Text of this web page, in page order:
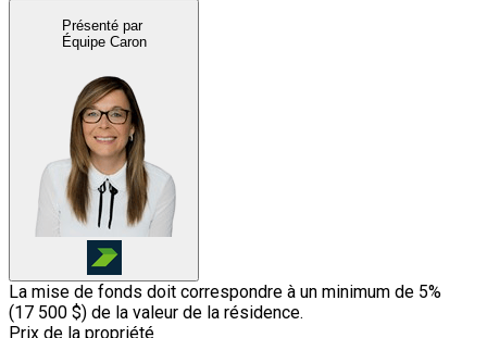
Présenté par
Équipe Caron
La mise de fonds doit correspondre à un minimum de 5%
(17 500 $) de la valeur de la résidence.
Prix de la propriété